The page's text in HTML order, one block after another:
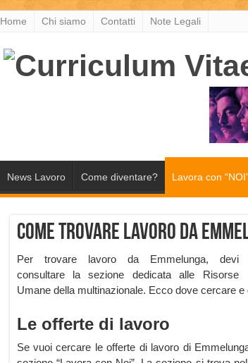
Home Chi siamo Contatti Note Legali
News Lavoro Come diventare? Lavora con
Come trovare lavoro da
Per trovare lavoro da Emmelunga, devi
consultare la sezione dedicata alle Risorse
Umane della multinazionale. Ecco dove cercare
Le offerte di lavoro
Se vuoi cercare le offerte di lavoro di